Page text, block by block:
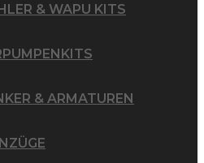
& WAPU KITS
& ARMATUREN